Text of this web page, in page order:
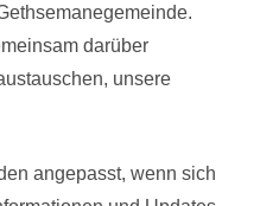
darüber
unsere
angepasst, wenn sich